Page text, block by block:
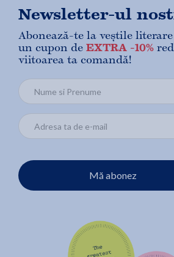
Newsletter-ul
Abonează-te la veștile
un cupon de EXTRA -10%
viitoarea ta comandă!
Mă abonez